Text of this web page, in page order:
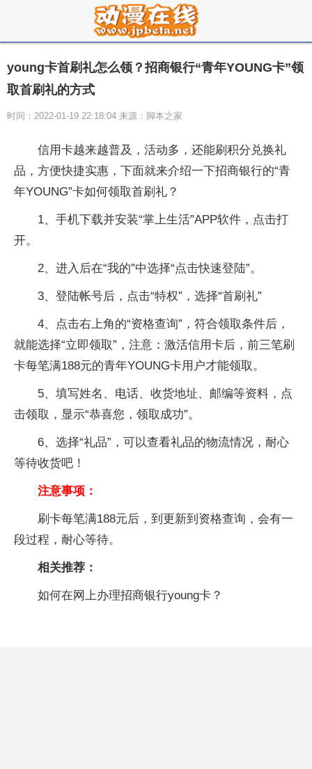
young卡首刷礼怎么领？招商银行“青年YOUNG卡”领
取首刷礼的方式
时间：2022-01-19 22:18:04 来源：脚本之家
信用卡越来越普及，活动多，还能刷积分兑换礼
品，方便快捷实惠，下面就来介绍一下招商银行的“青
年YOUNG”卡如何领取首刷礼？
1、手机下载并安装“掌上生活”APP软件，点击打
开。
2、进入后在“我的”中选择“点击快速登陆”。
3、登陆帐号后，点击“特权”，选择“首刷礼”
4、点击右上角的“资格查询”，符合领取条件后，
就能选择“立即领取”，注意：激活信用卡后，前三笔刷
卡每笔满188元的青年YOUNG卡用户才能领取。
5、填写姓名、电话、收货地址、邮编等资料，点
击领取，显示“恭喜您，领取成功”。
6、选择“礼品”，可以查看礼品的物流情况，耐心
等待收货吧！
注意事项：
刷卡每笔满188元后，到更新到资格查询，会有一
段过程，耐心等待。
相关推荐：
如何在网上办理招商银行young卡？